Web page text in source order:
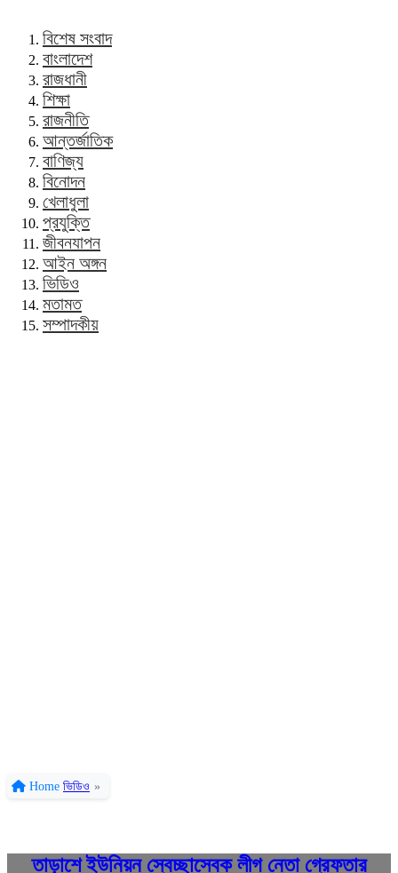
বিশেষ সংবাদ
বাংলাদেশ
রাজধানী
শিক্ষা
রাজনীতি
আন্তর্জাতিক
বাণিজ্য
বিনোদন
খেলাধুলা
প্রযুক্তি
জীবনযাপন
আইন অঙ্গন
ভিডিও
মতামত
সম্পাদকীয়
Home ভিডিও »
তাড়াশে ইউনিয়ন স্বেচ্ছাসেবক লীগ নেতা গ্রেফতার